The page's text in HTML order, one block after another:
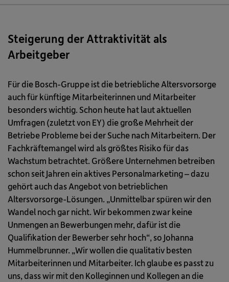
Steigerung der Attraktivität als
Arbeitgeber
Für die Bosch-Gruppe ist die betriebliche Altersvorsorge
auch für künftige Mitarbeiterinnen und Mitarbeiter
besonders wichtig. Schon heute hat laut aktuellen
Umfragen (zuletzt von EY) die große Mehrheit der
Betriebe Probleme bei der Suche nach Mitarbeitern. Der
Fachkräftemangel wird als größtes Risiko für das
Wachstum betrachtet. Größere Unternehmen betreiben
schon seit Jahren ein aktives Personalmarketing – dazu
gehört auch das Angebot von betrieblichen
Altersvorsorge-Lösungen. „Unmittelbar spüren wir den
Wandel noch gar nicht. Wir bekommen zwar keine
Unmengen an Bewerbungen mehr, dafür ist die
Qualifikation der Bewerber sehr hoch“, so Johanna
Hummelbrunner. „Wir wollen die qualitativ besten
Mitarbeiterinnen und Mitarbeiter. Ich glaube es passt zu
uns, dass wir mit den Kolleginnen und Kollegen an die